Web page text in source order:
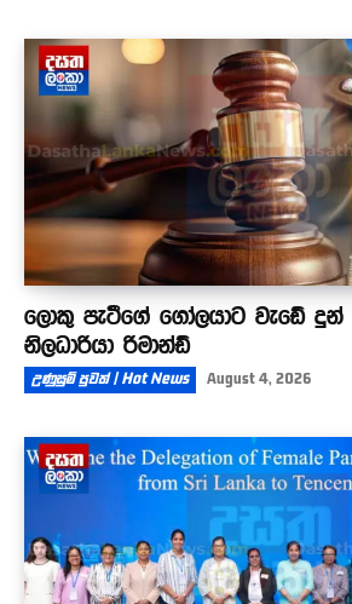
ලොකු පැටීගේ ගෝලයාට වැඩේ
නිලධාරියා රිමාන්ඩ්
උණුසුම් පුවත් | Hot News August 4, 2026